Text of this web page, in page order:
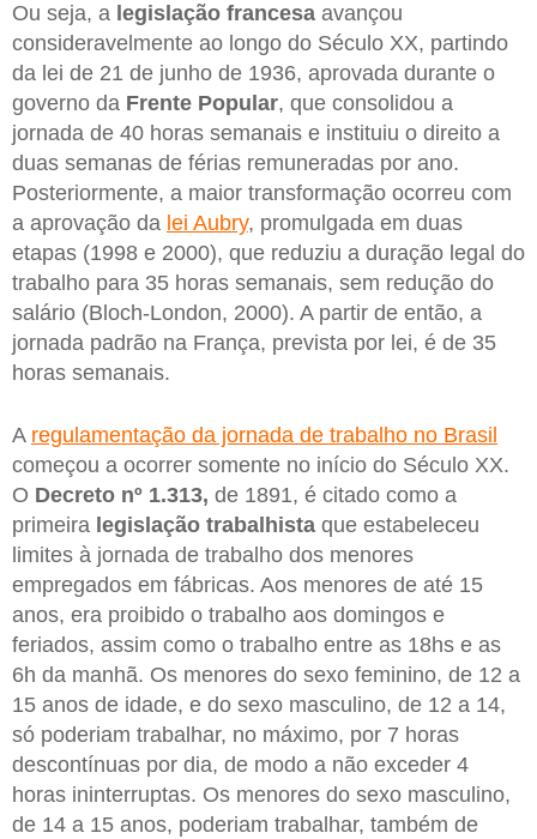
Ou seja, a legislação francesa avançou
consideravelmente ao longo do Século XX, partindo
da lei de 21 de junho de 1936, aprovada durante o
governo da Frente Popular, que consolidou a
jornada de 40 horas semanais e instituiu o direito a
duas semanas de férias remuneradas por ano.
Posteriormente, a maior transformação ocorreu com
a aprovação da lei Aubry, promulgada em duas
etapas (1998 e 2000), que reduziu a duração legal do
trabalho para 35 horas semanais, sem redução do
salário (Bloch-London, 2000). A partir de então, a
jornada padrão na França, prevista por lei, é de 35
horas semanais.
A regulamentação da jornada de trabalho no Brasil
começou a ocorrer somente no início do Século XX.
O Decreto nº 1.313, de 1891, é citado como a
primeira legislação trabalhista que estabeleceu
limites à jornada de trabalho dos menores
empregados em fábricas. Aos menores de até 15
anos, era proibido o trabalho aos domingos e
feriados, assim como o trabalho entre as 18hs e as
6h da manhã. Os menores do sexo feminino, de 12 a
15 anos de idade, e do sexo masculino, de 12 a 14,
só poderiam trabalhar, no máximo, por 7 horas
descontínuas por dia, de modo a não exceder 4
horas ininterruptas. Os menores do sexo masculino,
de 14 a 15 anos, poderiam trabalhar, também de